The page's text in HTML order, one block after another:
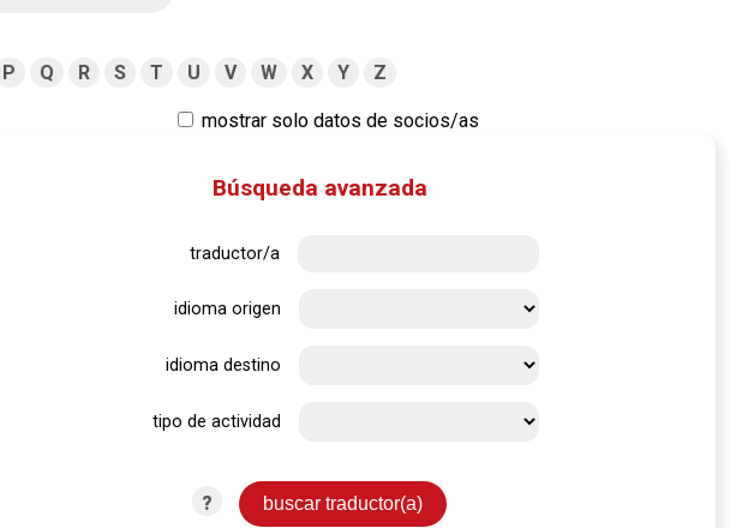
P Q R S T U V W X Y Z
mostrar solo datos de socios/as
Búsqueda avanzada
traductor/a
idioma origen
idioma destino
tipo de actividad
?